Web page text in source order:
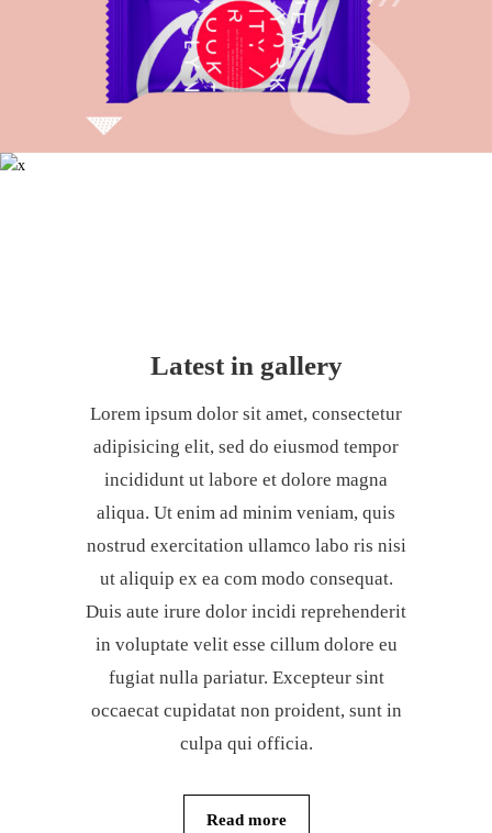
Latest in gallery
Lorem ipsum dolor sit amet, consectetur
adipisicing elit, sed do eiusmod tempor
incididunt ut labore et dolore magna
aliqua. Ut enim ad minim veniam, quis
nostrud exercitation ullamco labo ris nisi
ut aliquip ex ea com modo consequat.
Duis aute irure dolor incidi reprehenderit
in voluptate velit esse cillum dolore eu
fugiat nulla pariatur. Excepteur sint
occaecat cupidatat non proident, sunt in
culpa qui officia.
Read more